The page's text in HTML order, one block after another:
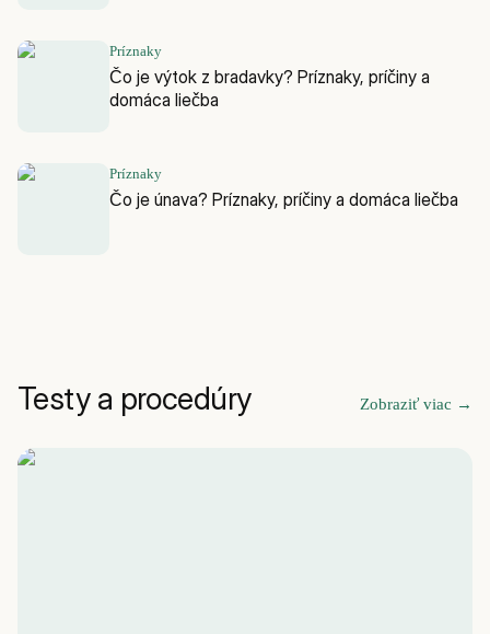
Príznaky
Čo je výtok z bradavky? Príznaky, príčiny a
domáca liečba
Príznaky
Čo je únava? Príznaky, príčiny a domáca liečba
Testy a procedúry Zobraziť viac →